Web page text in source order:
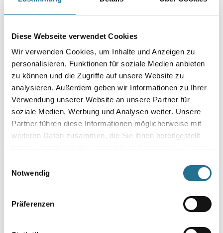
Diese Webseite verwendet Cookies
Wir verwenden Cookies, um Inhalte und Anzeigen zu
personalisieren, Funktionen für soziale Medien anbieten
zu können und die Zugriffe auf unsere Website zu
analysieren. Außerdem geben wir Informationen zu Ihrer
Verwendung unserer Website an unsere Partner für
soziale Medien, Werbung und Analysen weiter. Unsere
Partner führen diese Informationen möglicherweise mit
weiteren Daten zusammen, die Sie ihnen bereitgestellt
Notwendig
Präferenzen
Skylotec Auffanggurt EN 361/ ARG 40
Art-Nr.:4086-006199
Umrechnungsfaktoren
ZUSATZINFOS
EAN